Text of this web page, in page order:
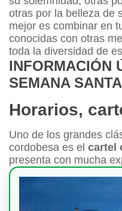
otras por la belleza de
mejor es combinar en
conocidas con otras
toda la diversidad de
INFORMACIÓN
SEMANA
Horarios,
Uno de los grandes
cordobesa es el cartel
presenta con mucha